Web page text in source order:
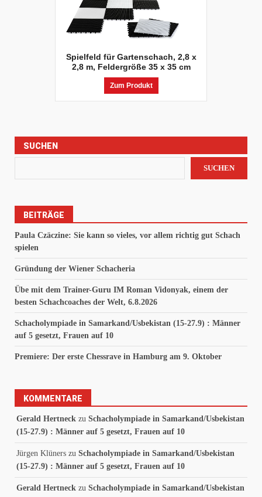
Spielfeld für Gartenschach, 2,8 x
2,8 m, Feldergröße 35 x 35 cm
Zum Produkt
SUCHEN
SUCHEN
BEITRÄGE
Paula Czäczine: Sie kann so vieles, vor allem richtig gut Schach
spielen
Gründung der Wiener Schacheria
Übe mit dem Trainer-Guru IM Roman Vidonyak, einem der
besten Schachcoaches der Welt, 6.8.2026
Schacholympiade in Samarkand/Usbekistan (15-27.9) : Männer
auf 5 gesetzt, Frauen auf 10
Premiere: Der erste Chessrave in Hamburg am 9. Oktober
KOMMENTARE
Gerald Hertneck zu Schacholympiade in Samarkand/Usbekistan
(15-27.9) : Männer auf 5 gesetzt, Frauen auf 10
Jürgen Klüners zu Schacholympiade in Samarkand/Usbekistan
(15-27.9) : Männer auf 5 gesetzt, Frauen auf 10
Gerald Hertneck zu Schacholympiade in Samarkand/Usbekistan